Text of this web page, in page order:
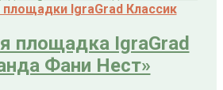
IgraGrad Классик
площадка IgraGrad
Фани Нест»